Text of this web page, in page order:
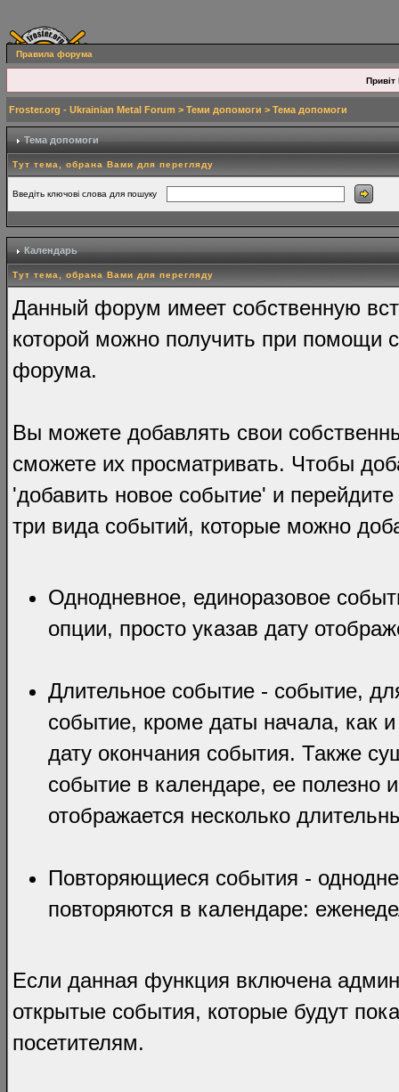
Правила форума
Привіт
Froster.org - Ukrainian Metal Forum > Теми допомоги > Тема допомоги
Тема допомоги
Тут тема, обрана Вами для перегляду
Введіть ключові слова для пошуку
Календарь
Тут тема, обрана Вами для перегляду
Данный форум имеет собственную
которой можно получить при помощи
форума.
Вы можете добавлять свои
сможете их просматривать. Чтобы
'добавить новое событие' и
три вида событий, которые можно
Однодневное, единоразовое
опции, просто указав дату
Длительное событие - событие,
событие, кроме даты начала, как
дату окончания события. Также
событие в календаре, ее полезно
отображается несколько
Повторяющиеся события -
повторяются в календаре:
Если данная функция включена
открытые события, которые будут
посетителям.